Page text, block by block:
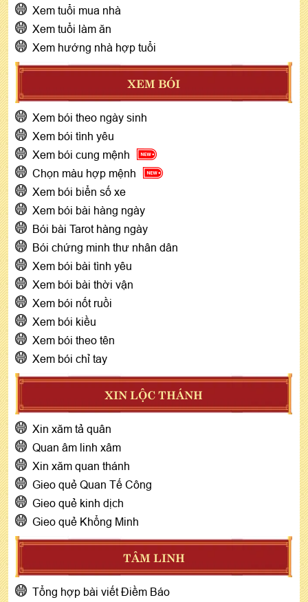
Xem tuổi mua nhà
Xem tuổi làm ăn
Xem hướng nhà hợp tuổi
XEM BÓI
Xem bói theo ngày sinh
Xem bói tình yêu
Xem bói cung mệnh
Chọn màu hợp mệnh
Xem bói biển số xe
Xem bói bài hàng ngày
Bói bài Tarot hàng ngày
Bói chứng minh thư nhân dân
Xem bói bài tình yêu
Xem bói bài thời vận
Xem bói nốt ruồi
Xem bói kiều
Xem bói theo tên
Xem bói chỉ tay
XIN LỘC THÁNH
Xin xăm tả quân
Quan âm linh xâm
Xin xăm quan thánh
Gieo quẻ Quan Tế Công
Gieo quẻ kinh dịch
Gieo quẻ Khổng Minh
TÂM LINH
Tổng hợp bài viết Điềm Báo